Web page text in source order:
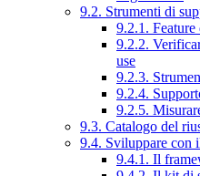
9.2. Strumenti di
9.2.1. Feature
9.2.2.
use
9.2.3.
9.2.4.
9.2.5.
9.3. Catalogo del
9.4. Sviluppare con
9.4.1. Il